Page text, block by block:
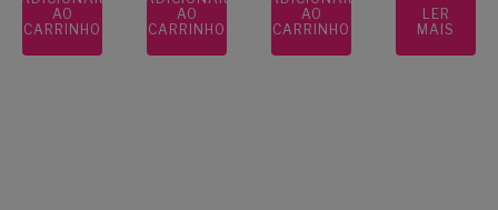
AO
CARRINHO
AO
CARRINHO
AO
CARRINHO
LER
MAIS